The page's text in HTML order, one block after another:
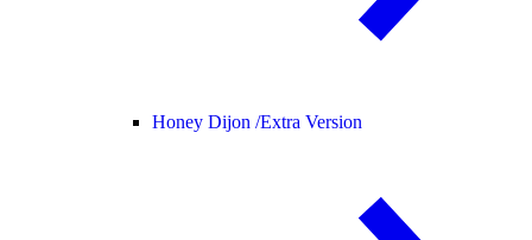
Honey Dijon /Extra Version